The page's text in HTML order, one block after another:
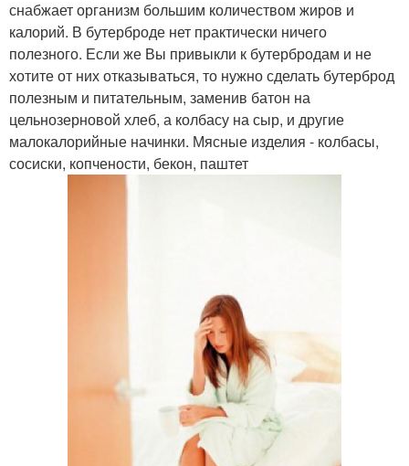
снабжает организм большим количеством жиров и
калорий. В бутерброде нет практически ничего
полезного. Если же Вы привыкли к бутербродам и не
хотите от них отказываться, то нужно сделать бутерброд
полезным и питательным, заменив батон на
цельнозерновой хлеб, а колбасу на сыр, и другие
малокалорийные начинки. Мясные изделия - колбасы,
сосиски, копчености, бекон, паштет